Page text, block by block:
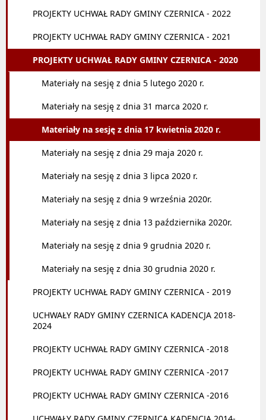
PROJEKTY UCHWAŁ RADY GMINY CZERNICA - 2022
PROJEKTY UCHWAŁ RADY GMINY CZERNICA - 2021
PROJEKTY UCHWAŁ RADY GMINY CZERNICA - 2020
Materiały na sesję z dnia 5 lutego 2020 r.
Materiały na sesję z dnia 31 marca 2020 r.
Materiały na sesję z dnia 17 kwietnia 2020 r.
Materiały na sesję z dnia 29 maja 2020 r.
Materiały na sesję z dnia 3 lipca 2020 r.
Materiały na sesję z dnia 9 września 2020r.
Materiały na sesję z dnia 13 października 2020r.
Materiały na sesję z dnia 9 grudnia 2020 r.
Materiały na sesję z dnia 30 grudnia 2020 r.
PROJEKTY UCHWAŁ RADY GMINY CZERNICA - 2019
UCHWAŁY RADY GMINY CZERNICA KADENCJA 2018-
2024
PROJEKTY UCHWAŁ RADY GMINY CZERNICA -2018
PROJEKTY UCHWAŁ RADY GMINY CZERNICA -2017
PROJEKTY UCHWAŁ RADY GMINY CZERNICA -2016